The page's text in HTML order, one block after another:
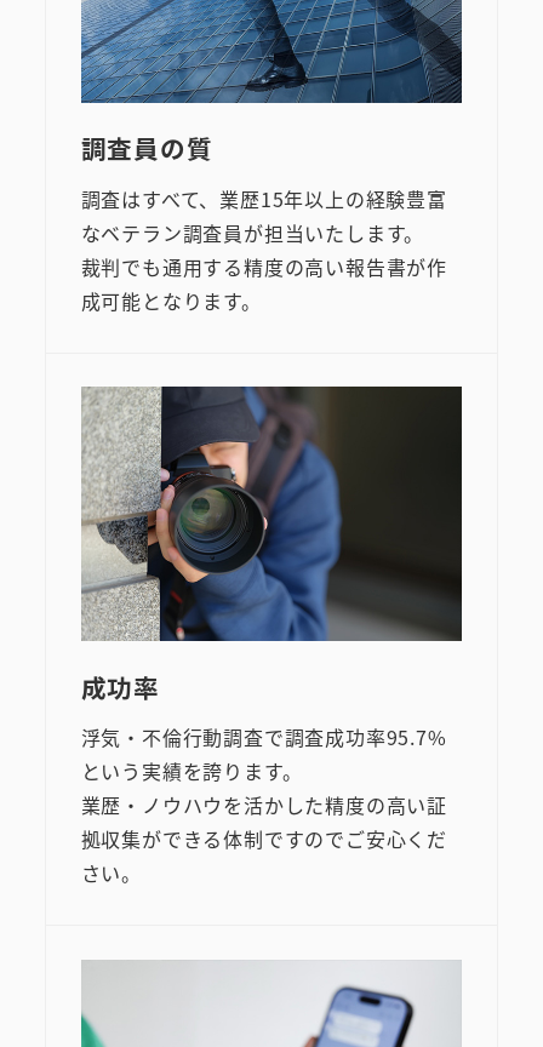
調査員の質
調査はすべて、業歴15年以上の経験豊富
なベテラン調査員が担当いたします。
裁判でも通用する精度の高い報告書が作
成可能となります。
成功率
浮気・不倫行動調査で調査成功率95.7%
という実績を誇ります。
業歴・ノウハウを活かした精度の高い証
拠収集ができる体制ですのでご安心くだ
さい。